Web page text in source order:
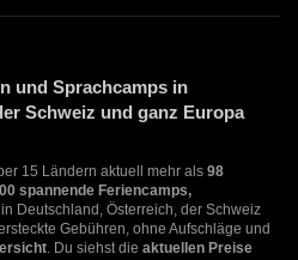
und Sprachcamps in
Schweiz und ganz Europa
15 Ländern aktuell mehr als 98
spannende Feriencamps,
in Deutschland, Österreich, der Schweiz
Gebühren, ohne Aufschläge und
. Du siehst die aktuellen Preise